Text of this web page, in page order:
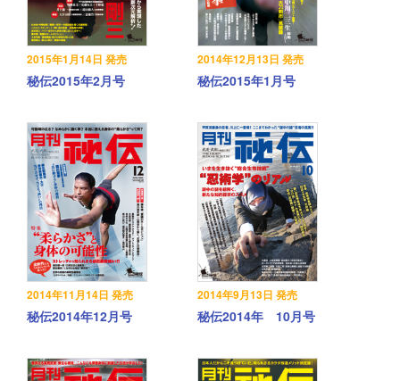
2015年1月14日 発売
秘伝2015年2月号
2014年12月13日 発売
秘伝2015年1月号
2014年11月14日 発売
秘伝2014年12月号
2014年9月13日 発売
秘伝2014年 10月号